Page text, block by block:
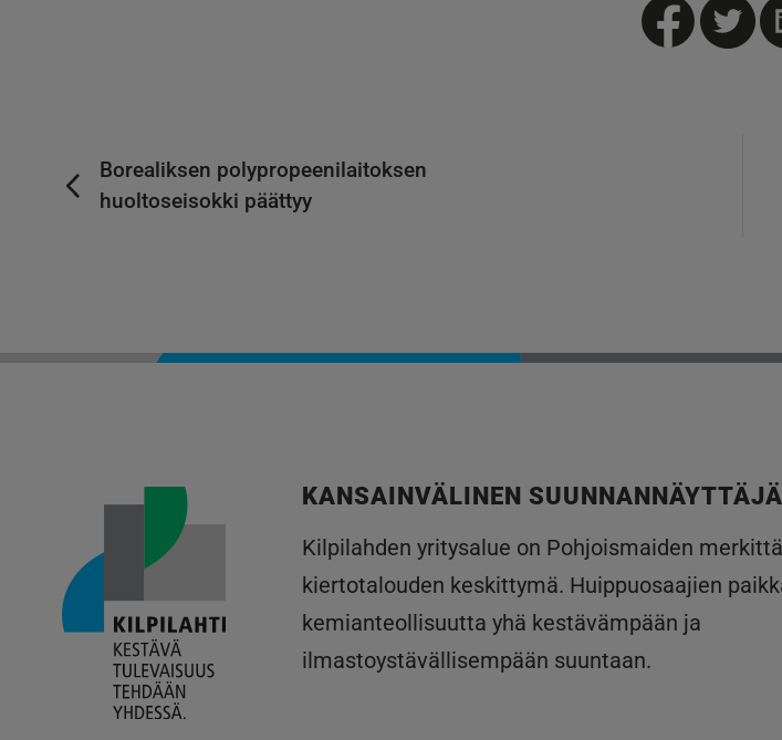
Borealiksen polypropeenilaitoksen
huoltoseisokki päättyy
KANSAINVÄLINEN SUUNNANNÄYTTÄJÄ
Kilpilahden yritysalue on Pohjoismaiden
kiertotalouden keskittymä. Huippuosaajien
kemianteollisuutta yhä kestävämpään ja
ilmastoystävällisempään suuntaan.